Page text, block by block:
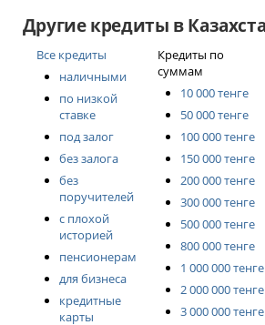
предполагает залог авто.
Потребительский кредит:
не требует залога;
можно купить любой
ставка обычно выше.
важно:
рассчитать полную стоимость
сравнить несколько банков;
учитывать расходы на
регистрацию.
Другие кредиты в
Все кредиты
наличными
по низкой
ставке
под залог
без залога
без
поручителей
с плохой
историей
пенсионерам
для бизнеса
кредитные
карты
Кредиты по
суммам
10 000 тенге
50 000 тенге
100 000 тенге
150 000 тенге
200 000 тенге
300 000 тенге
500 000 тенге
800 000 тенге
1 000 000 тенге
2 000 000 тенге
3 000 000 тенге